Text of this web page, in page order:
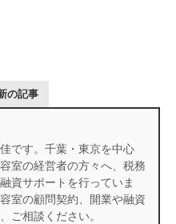
の記事
です。千葉・東京を中心
室の経営者の方々へ、税務
資サポートを行っていま
室の顧問契約、開業や融資
ご相談ください。